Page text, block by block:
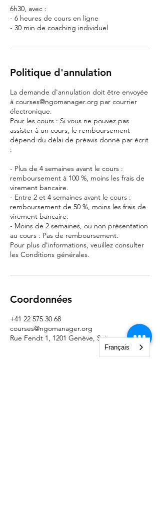
r
a
t
6h30, avec :
- 6 heures de cours en ligne
- 30 min de coaching individuel
Politique d'annulation
La demande d'annulation doit être envoyée
à courses@ngomanager.org par courrier
électronique.
Pour les cours : Si vous ne pouvez pas
assister à un cours, le remboursement
dépend du délai de préavis donné par écrit
:
- Plus de 4 semaines avant le cours :
remboursement à 100 %, moins les frais de
virement bancaire.
- Entre 2 et 4 semaines avant le cours :
remboursement de 50 %, moins les frais de
virement bancaire.
- Moins de 2 semaines, ou non présentation
au cours : Pas de remboursement.
Pour plus d'informations, veuillez consulter
les Conditions générales.
Coordonnées
+41 22 575 30 68
courses@ngomanager.org
Rue Fendt 1, 1201 Genève, Suisse
Français